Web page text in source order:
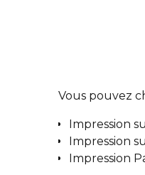
Vous pouvez
Impression
Impression
Impression